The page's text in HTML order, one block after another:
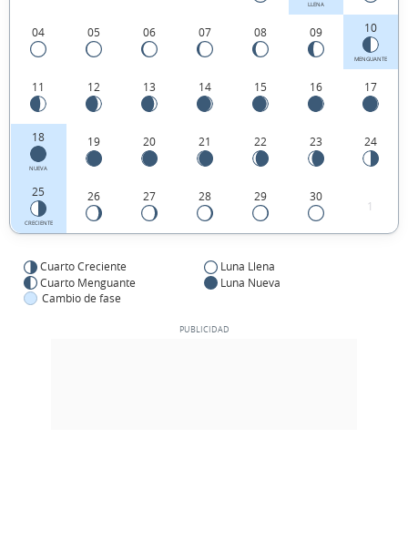
Argentina.
LLENA
04 05 06 07 08 09 10
MENGUANTE
11 12 13 14 15 16 17
18
NUEVA
19 20 21 22 23 24
25
CRECIENTE
26 27 28 29 30
1
Cuarto Creciente
Luna Llena
Cuarto Menguante
Luna Nueva
Cambio de fase